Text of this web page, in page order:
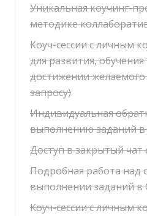
Уникальная коучинг-
методике
Коуч-сессии с личным
для развития,
достижении желаемого
запросу)
Индивидуальная
выполнению заданий в
Доступ в закрытый чат
Подробная работа
выполнении заданий в
Коуч-сессии с личным